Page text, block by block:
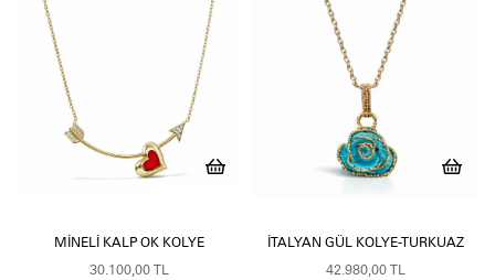
MINELI KALP OK KOLYE
30.100,00 TL
İTALYAN GÜL KOLYE-TURKUAZ
42.980,00 TL